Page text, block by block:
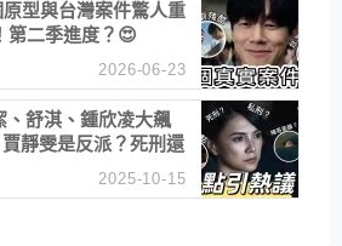
原型與台灣案件驚人重
第二季進度？😍
2026-06-23
、舒淇、鍾欣凌大飆
靜雯是反派？死刑還
2025-10-15